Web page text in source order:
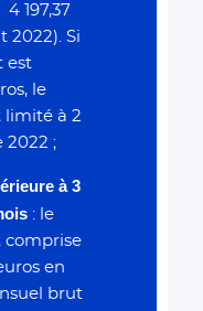
197,37
2022). Si
est
le
limité à 2
2022 ;
à 3
: le
comprise
en
brut